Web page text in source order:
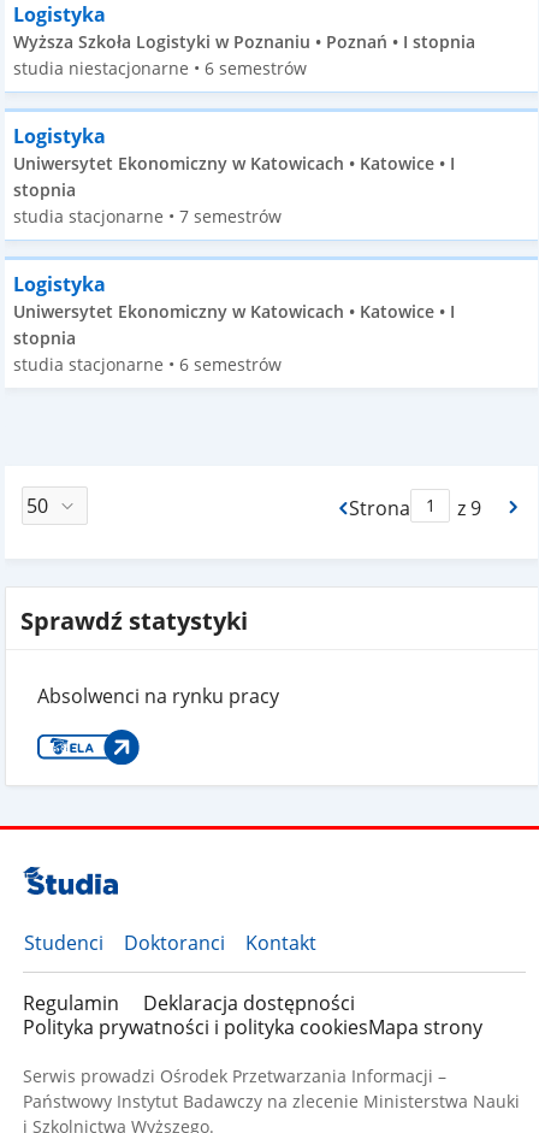
Logistyka
Wyższa Szkoła Logistyki w Poznaniu • Poznań • I stopnia
studia niestacjonarne • 6 semestrów
Logistyka
Uniwersytet Ekonomiczny w Katowicach • Katowice • I
stopnia
studia stacjonarne • 7 semestrów
Logistyka
Uniwersytet Ekonomiczny w Katowicach • Katowice • I
stopnia
studia stacjonarne • 6 semestrów
Strona
Max Stronaz 9
Sprawdź statystyki
Absolwenci na rynku pracy
Studenci Doktoranci Kontakt
Regulamin
Deklaracja dostępności
Polityka prywatności i polityka cookiesMapa strony
Serwis prowadzi Ośrodek Przetwarzania Informacji –
Państwowy Instytut Badawczy na zlecenie Ministerstwa Nauki
i Szkolnictwa Wyższego.